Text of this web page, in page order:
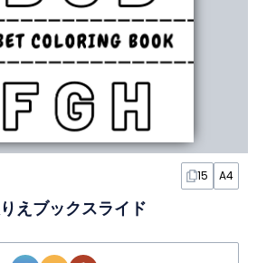
15 A4
えブックスライド